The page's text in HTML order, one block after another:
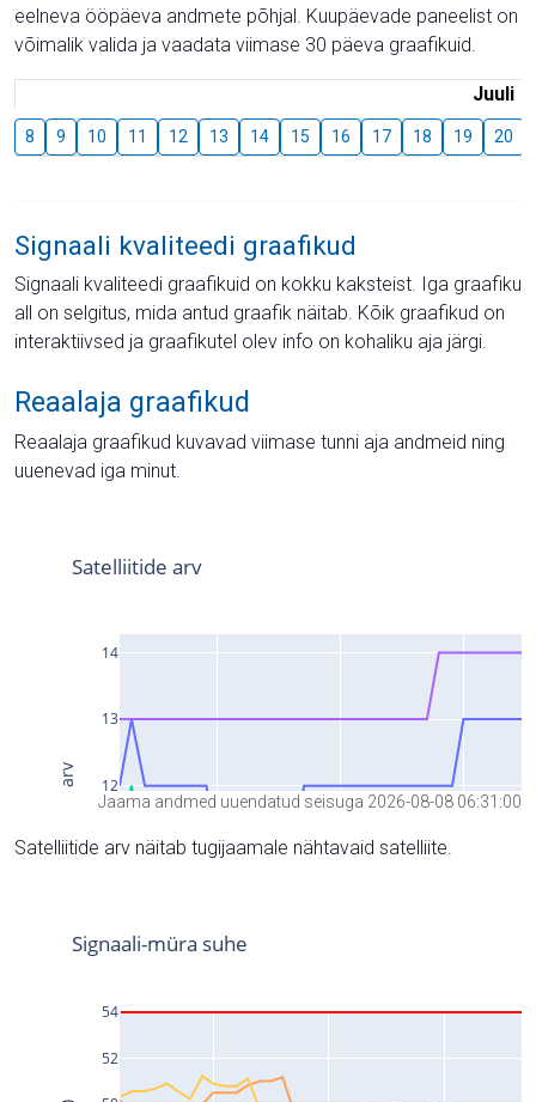
eelneva ööpäeva andmete põhjal. Kuupäevade paneelist on
võimalik valida ja vaadata viimase 30 päeva graafikuid.
Juuli
8 9 10 11 12 13 14 15 16 17 18 19 20
Signaali kvaliteedi graafikud
Signaali kvaliteedi graafikuid on kokku kaksteist. Iga graafiku
all on selgitus, mida antud graafik näitab. Kõik graafikud on
interaktiivsed ja graafikutel olev info on kohaliku aja järgi.
Reaalaja graafikud
Reaalaja graafikud kuvavad viimase tunni aja andmeid ning
uuenevad iga minut.
Jaama andmed uuendatud seisuga 2026-08-08 06:31:00
Satelliitide arv näitab tugijaamale nähtavaid satelliite.